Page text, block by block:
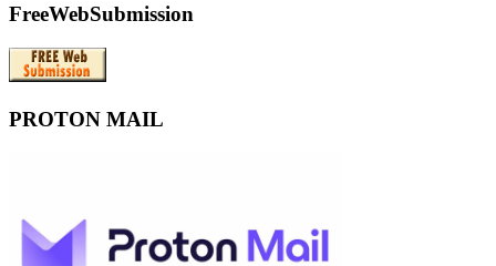
FreeWebSubmission
PROTON MAIL